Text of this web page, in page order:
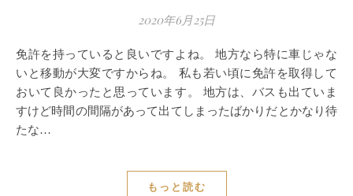
2020年6月25日
免許を持っていると良いですよね。 地方なら特に車じゃな
いと移動が大変ですからね。 私も若い頃に免許を取得して
おいて良かったと思っています。 地方は、バスも出ていま
すけど時間の間隔があって出てしまったばかりだとかなり待
たな…
もっと読む